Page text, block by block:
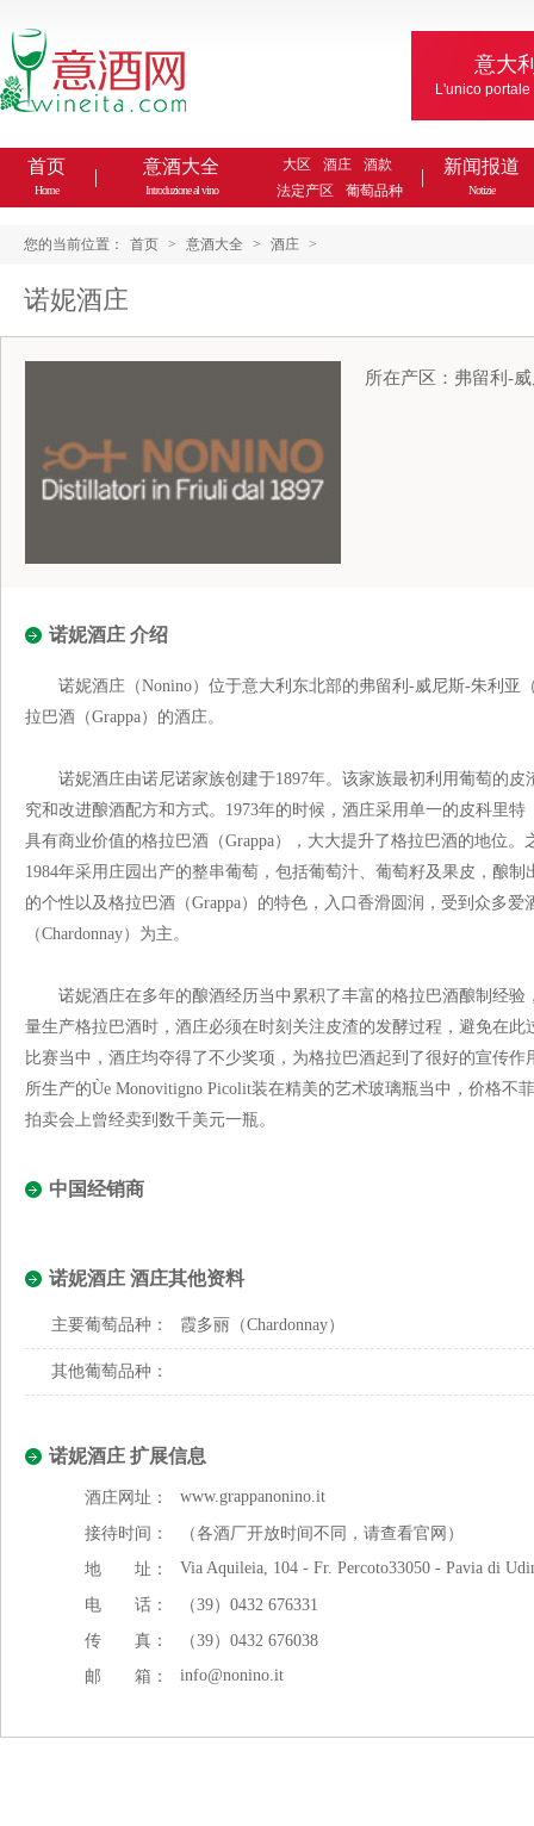
意大
L'unico
首页
Home
意酒大全
Introduzione al vino
大区 酒庄
酒款
法定产区
葡萄品种
新闻报道
Notizie
您的当前位置： 首页 > 意酒大全 > 酒庄 >
诺妮酒庄
所在产区：弗留利-
诺妮酒庄 介绍
诺妮酒庄（Nonino）位于意大利东北部的弗留利-威尼斯-朱利亚
拉巴酒（Grappa）的酒庄。
诺妮酒庄由诺尼诺家族创建于1897年。该家族最初利用葡萄的皮
究和改进酿酒配方和方式。1973年的时候，酒庄采用单一的皮科里
具有商业价值的格拉巴酒（Grappa），大大提升了格拉巴酒的地位
1984年采用庄园出产的整串葡萄，包括葡萄汁、葡萄籽及果皮，酿
的个性以及格拉巴酒（Grappa）的特色，入口香滑圆润，受到众多
（Chardonnay）为主。
诺妮酒庄在多年的酿酒经历当中累积了丰富的格拉巴酒酿制经验
量生产格拉巴酒时，酒庄必须在时刻关注皮渣的发酵过程，避免在
比赛当中，酒庄均夺得了不少奖项，为格拉巴酒起到了很好的宣传
所生产的Ùe Monovitigno Picolit装在精美的艺术玻璃瓶当中，价格不
拍卖会上曾经卖到数千美元一瓶。
中国经销商
诺妮酒庄 酒庄其他资料
主要葡萄品种： 霞多丽（Chardonnay）
其他葡萄品种：
诺妮酒庄 扩展信息
酒庄网址： www.grappanonino.it
接待时间：
（各酒厂开放时间不同，请查看官网）
地 址：
Via Aquileia, 104 - Fr. Percoto33050 - Pavia di
电 话：
（39）0432 676331
传 真：
（39）0432 676038
邮 箱：
info@nonino.it